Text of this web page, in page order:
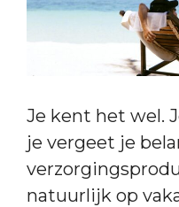
Je kent het wel.
je vergeet je
natuurlijk op